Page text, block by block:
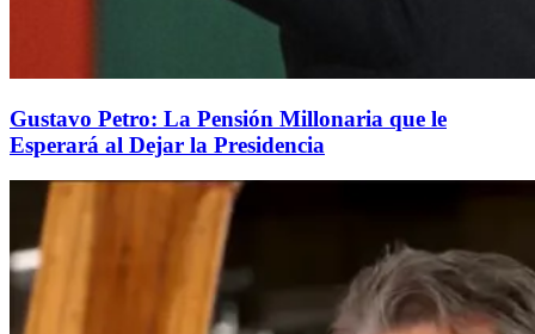
Gustavo Petro: La Pensión Millonaria que le
Esperará al Dejar la Presidencia